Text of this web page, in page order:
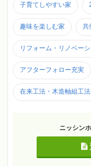
子育てしやすい家
趣味を楽しむ家 共
リフォーム・リノベー
アフターフォロー充実
在来工法・木造軸組工法
ニッシン